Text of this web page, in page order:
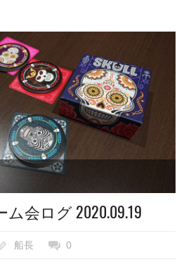
ム会ログ 2020.09.19
船長 0